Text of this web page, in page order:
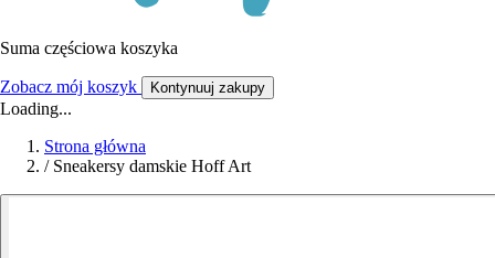
Suma częściowa koszyka
Zobacz mój koszyk Kontynuuj zakupy
Loading...
Strona główna
/ Sneakersy damskie Hoff Art